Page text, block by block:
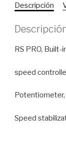
12A,
W,
función/
|
cantidad
Descripción
RS PRO, Built-
speed
Potentiometer,
Speed